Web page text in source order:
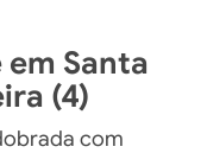
Santa
(4)
com